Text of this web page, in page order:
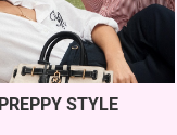
PREPPY STYLE